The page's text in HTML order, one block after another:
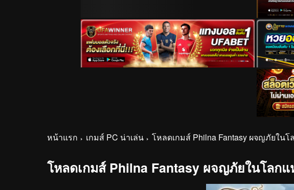
หน้าแรก เกมส์ PC น่าเล่น โหลดเกมส์ Philna Fantasy ผจญภัยใน
โหลดเกมส์ Philna Fantasy ผจญภัยในโลก